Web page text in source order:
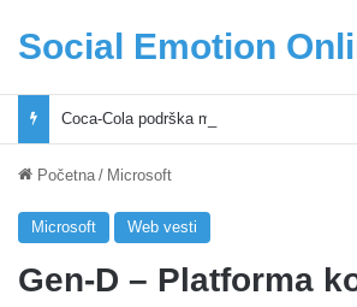
Social Emotion
Početna / Microsoft
Microsoft Web vesti
Gen-D – Platforma